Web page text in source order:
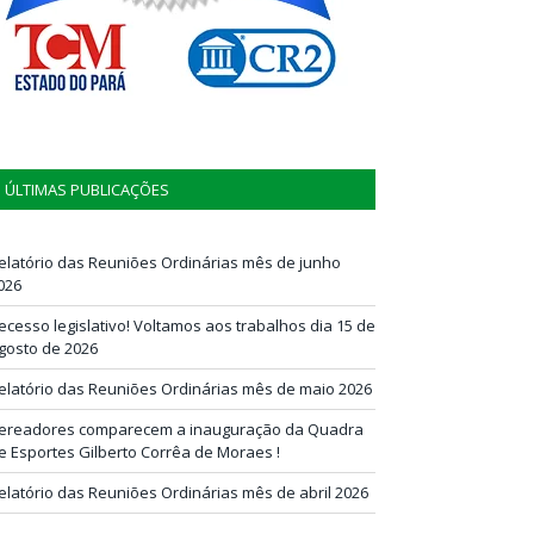
ÚLTIMAS PUBLICAÇÕES
das Reuniões Ordinárias mês de junho
legislativo! Voltamos aos trabalhos dia 15 de
de 2026
das Reuniões Ordinárias mês de maio 2026
comparecem a inauguração da Quadra
Esportes Gilberto Corrêa de Moraes !
das Reuniões Ordinárias mês de abril 2026